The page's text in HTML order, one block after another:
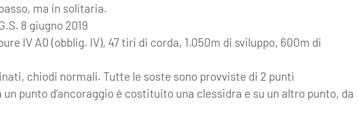
ma in solitaria.
8 giugno 2019
IV A0 (obblig. IV), 47 tiri di corda, 1.050m di sviluppo, 600m di
chiodi normali. Tutte le soste sono provviste di 2 punti
un punto d’ancoraggio è costituito una clessidra e su un altro punto, da